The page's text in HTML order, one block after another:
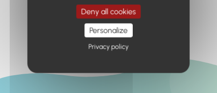
Retour à l'accueil
Deny all cookies
Personalize
Privacy policy